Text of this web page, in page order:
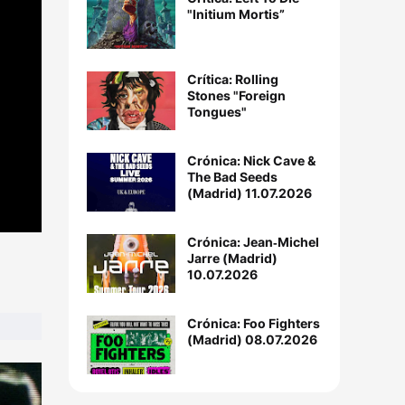
"Initium Mortis”
Crítica: Rolling
Stones "Foreign
Tongues"
Crónica: Nick Cave &
The Bad Seeds
(Madrid) 11.07.2026
Crónica: Jean‐Michel
Jarre (Madrid)
10.07.2026
Crónica: Foo Fighters
(Madrid) 08.07.2026